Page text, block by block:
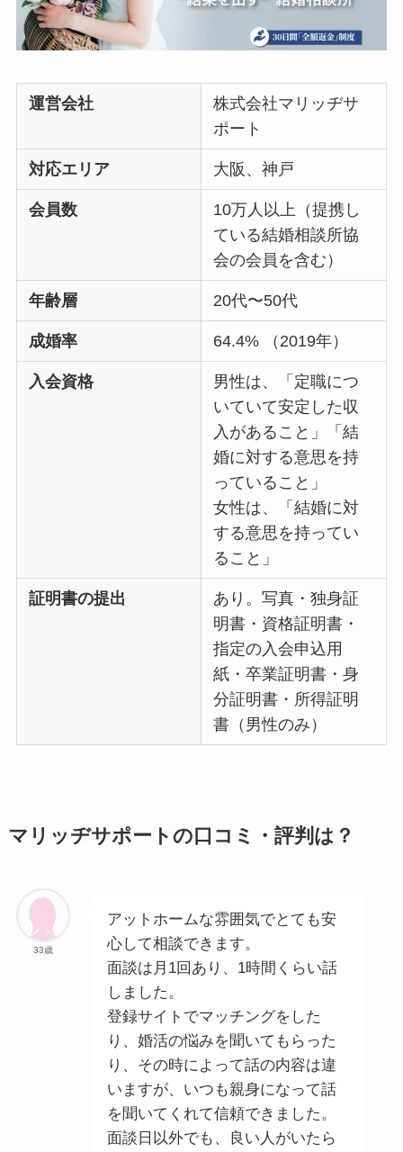
運営会社
株式会社マリッヂサ
ポート
対応エリア 大阪、神戸
会員数
10万人以上（提携し
ている結婚相談所協
会の会員を含む）
年齢層 20代〜50代
成婚率 64.4% （2019年）
入会資格
男性は、「定職につ
いていて安定した収
入があること」「結
婚に対する意思を持
っていること」
女性は、「結婚に対
する意思を持ってい
ること」
証明書の提出
あり。写真・独身証
明書・資格証明書・
指定の入会申込用
紙・卒業証明書・身
分証明書・所得証明
書（男性のみ）
マリッヂサポートの口コミ・評判は？
33歳
アットホームな雰囲気でとても安
心して相談できます。
面談は月1回あり、1時間くらい話
しました。
登録サイトでマッチングをした
り、婚活の悩みを聞いてもらった
り、その時によって話の内容は違
いますが、いつも親身になって話
を聞いてくれて信頼できました。
面談日以外でも、良い人がいたら